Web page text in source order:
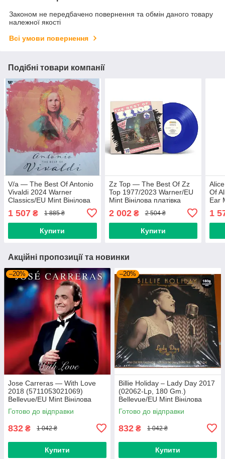
Законом не передбачено повернення та обмін даного товару
належної якості
Всі умови повернення
Подібні товари компанії
V/a — The Best Of Antonio
Vivaldi 2024 Warner
Classics/EU Mint Вінілова
1 507 ₴ 1 885 ₴
Купити
Zz Top — The Best Of Zz
Top 1977/2023 Warner/EU
Mint Вінілова платівка
2 002₴ 2 504 ₴
Купити
Of
Ear
1
Акційні пропозиції та новинки
–20%
Jose Carreras — With Love
2018 (5711053021069)
Bellevue/EU Mint Вінілова
платівка (art.239665)
Готово до відправки
832 ₴ 1 042 ₴
Купити
–20%
Billie Holiday – Lady Day 2017
(02062-Lp, 180 Gm.)
Bellevue/EU Mint Вінілова
платівка (art.238958)
Готово до відправки
832 ₴ 1 042 ₴
Купити